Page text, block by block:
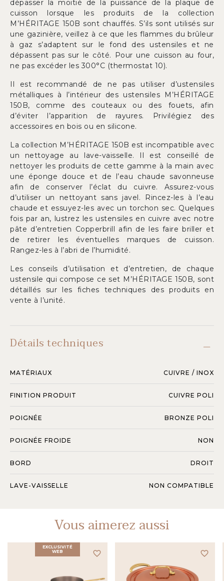
dépasser la moitié de la puissance de la plaque de
cuisson lorsque les produits de la collection
M’HÉRITAGE 150B sont chauffés. S’ils sont utilisés sur
une gazinière, veillez à ce que les flammes du brûleur
à gaz s’adaptent sur le fond des ustensiles et ne
dépassent pas sur le côté. Pour une cuisson au four,
ne pas excéder les 300°C (thermostat 10).
Il est recommandé de ne pas utiliser d’ustensiles
métalliques à l’intérieur des ustensiles M’HÉRITAGE
150B, comme des couteaux ou des fouets, afin
d’éviter l’apparition de rayures. Privilégiez des
accessoires en bois ou en silicone.
La collection M’HÉRITAGE 150B est incompatible avec
un nettoyage au lave-vaisselle. Il est conseillé de
nettoyer les produits de cette gamme à la main avec
une éponge douce et de l’eau chaude savonneuse
afin de conserver l’éclat du cuivre. Assurez-vous
d’utiliser un nettoyant sans javel. Rincez-les à l’eau
chaude et essuyez-les avec un torchon sec. Quelques
fois par an, lustrez les ustensiles en cuivre avec notre
pâte d’entretien Copperbrill afin de les faire briller et
de retirer les éventuelles marques de cuisson.
Rangez-les à l’abri de l’humidité.
Les conseils d’utilisation et d’entretien, de chaque
ustensile qui compose ce set M’HÉRITAGE 150B, sont
détaillés sur les fiches techniques des produits en
vente à l’unité.
Détails techniques
MATÉRIAUX CUIVRE / INOX
FINITION PRODUIT CUIVRE POLI
POIGNÉE BRONZE POLI
POIGNÉE FROIDE NON
BORD DROIT
LAVE-VAISSELLE NON COMPATIBLE
Vous aimerez aussi
favorite_border
EXCLUSIVITÉ
WEB
favorite_border